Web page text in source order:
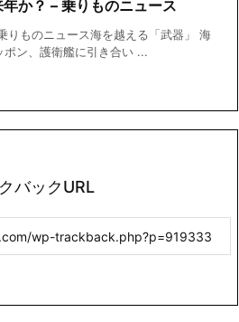
か？ – 乗りものニュース
りものニュース海を越える「武器」 海
ポン、護衛艦に引き合い ...
バックURL